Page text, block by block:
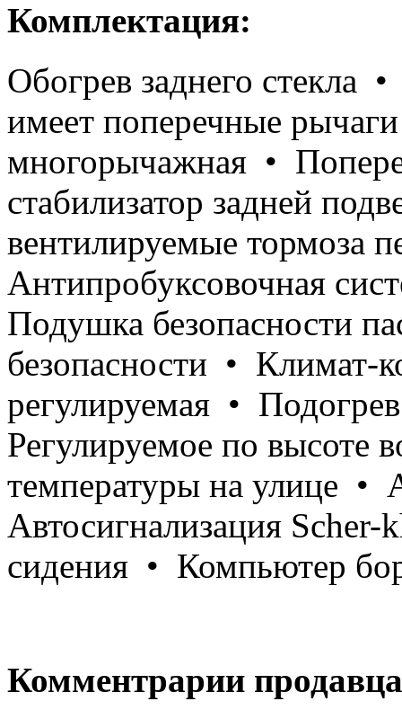
Комплектация:
Обогрев заднего стекла
имеет поперечные
многорычажная •
стабилизатор задней
вентилируемые тормоза
Антипробуксовочная
Подушка безопасности
безопасности • Климат-
регулируемая •
Регулируемое по высоте
температуры на улице •
Автосигнализация
сидения • Компьютер
Комментрарии